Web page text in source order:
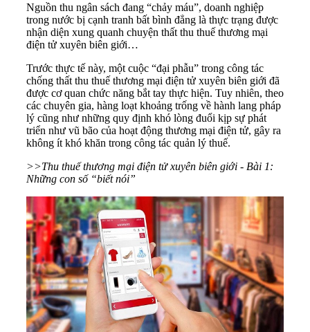
Nguồn thu ngân sách đang “chảy máu”, doanh nghiệp
trong nước bị cạnh tranh bất bình đẳng là thực trạng được
nhận diện xung quanh chuyện thất thu thuế thương mại
điện tử xuyên biên giới…
Trước thực tế này, một cuộc “đại phẫu” trong công tác
chống thất thu thuế thương mại điện tử xuyên biên giới đã
được cơ quan chức năng bắt tay thực hiện. Tuy nhiên, theo
các chuyên gia, hàng loạt khoảng trống về hành lang pháp
lý cũng như những quy định khó lòng đuổi kịp sự phát
triển như vũ bão của hoạt động thương mại điện tử, gây ra
không ít khó khăn trong công tác quản lý thuế.
>>Thu thuế thương mại điện tử xuyên biên giới - Bài 1:
Những con số “biết nói”